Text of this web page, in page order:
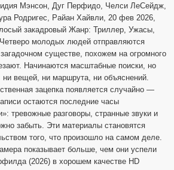
Мэнсон, Дуг Перфидо, Челси ЛеСейдж,
Родригес, Райан Хайвли, 20 фев 2026,
закадровый Жанр: Триллер, Ужасы,
молодых людей отправляются
существе, похожем на огромного
Начинаются масштабные поиски, но
ни вещей, ни маршрута, ни объяснений.
зацепка появляется случайно —
остаются последние часы
тревожные разговоры, странные звуки и
забыть. Эти материалы становятся
того, что произошло на самом деле.
показывает больше, чем они успели
(2026) в хорошем качестве HD